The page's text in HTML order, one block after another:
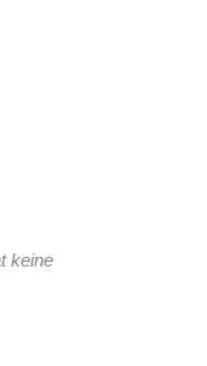
keine